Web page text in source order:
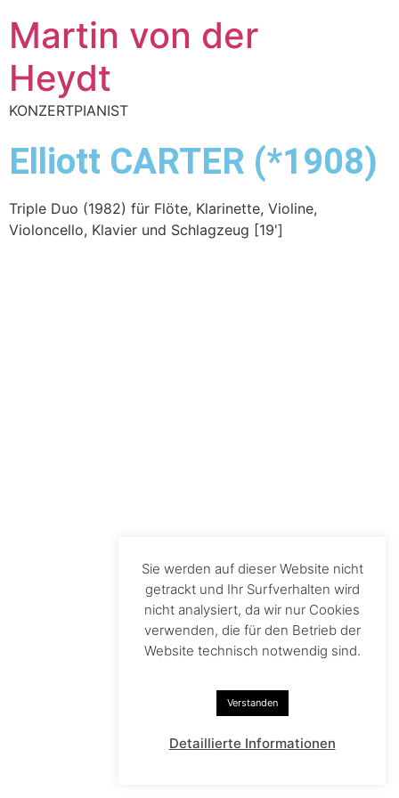
Martin von der
Heydt
KONZERTPIANIST
Elliott CARTER (*1908)
Triple Duo (1982) für Flöte, Klarinette, Violine,
Violoncello, Klavier und Schlagzeug [19']
Sie werden auf dieser Website nicht
getrackt und Ihr Surfverhalten wird
nicht analysiert, da wir nur Cookies
verwenden, die für den Betrieb der
Website technisch notwendig sind.
Verstanden
Detaillierte Informationen